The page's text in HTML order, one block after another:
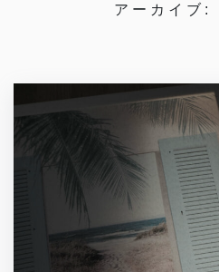
アーカイブ: